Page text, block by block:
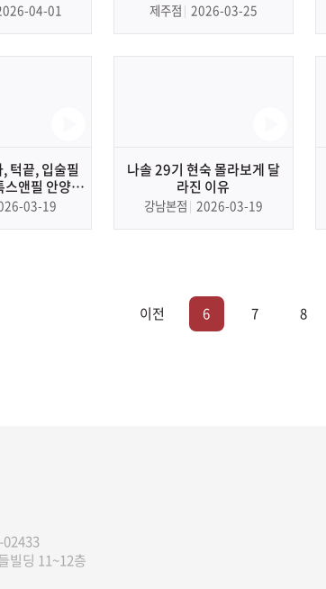
비밀04-01
요｜클렌징폼추천, 클렌징폼,
제주점 2026-03-25
턱끝, 입술필
스앤필 안양점
과, 필러
03-19
나솔 29기 현숙 몰라보게 달
라진 이유
강남본점 2026-03-19
이전 6 7 8
빌딩 11~12층